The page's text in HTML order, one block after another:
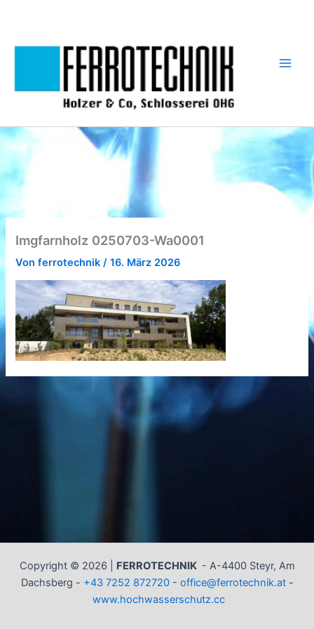
Imgfarnholz 0250703-Wa0001
Vonferrotechnik /16. März 2026
Copyright © 2026 | FERROTECHNIK - A-4400 Steyr, Am
Dachsberg - +43 7252 872720- office@ferrotechnik.at-
www.hochwasserschutz.cc